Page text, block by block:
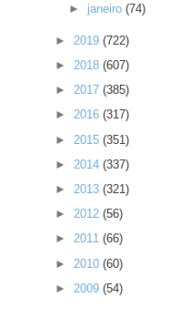
► janeiro(74)
► 2019 (722)
► 2018 (607)
► 2017 (385)
► 2016 (317)
► 2015 (351)
► 2014 (337)
► 2013 (321)
► 2012 (56)
► 2011 (66)
► 2010 (60)
► 2009 (54)